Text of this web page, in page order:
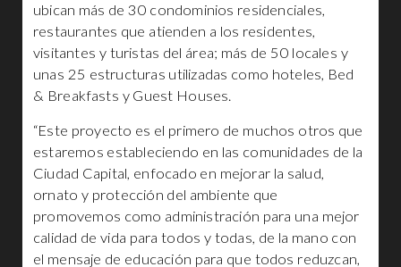
ubican más de 30 condominios residenciales,
restaurantes que atienden a los residentes,
visitantes y turistas del área; más de 50 locales y
unas 25 estructuras utilizadas como hoteles, Bed
& Breakfasts y Guest Houses.
“Este proyecto es el primero de muchos otros que
estaremos estableciendo en las comunidades de la
Ciudad Capital, enfocado en mejorar la salud,
ornato y protección del ambiente que
promovemos como administración para una mejor
calidad de vida para todos y todas, de la mano con
el mensaje de educación para que todos reduzcan,